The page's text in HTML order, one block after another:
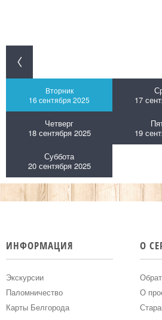
Вторник
16 сентября 2025
17
Четверг
18 сентября 2025
19
Суббота
20 сентября 2025
ИНФОРМАЦИЯ
Экскурсии
Паломничество
Карты Белгорода
О
О